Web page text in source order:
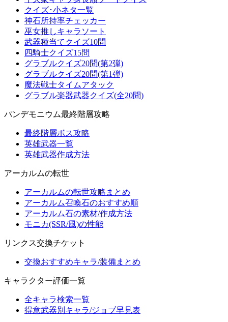
クイズ･小ネタ一覧
神石所持率チェッカー
巫女推しキャラソート
武器種当てクイズ10問
四騎士クイズ15問
グラブルクイズ20問(第2弾)
グラブルクイズ20問(第1弾)
魔法戦士タイムアタック
グラブル楽器武器クイズ(全20問)
パンデモニウム最終階層攻略
最終階層ボス攻略
英雄武器一覧
英雄武器作成方法
アーカルムの転世
アーカルムの転世攻略まとめ
アーカルム召喚石のおすすめ順
アーカルム石の素材/作成方法
モニカ(SSR/風)の性能
リンクス交換チケット
交換おすすめキャラ/装備まとめ
キャラクター評価一覧
全キャラ検索一覧
得意武器別キャラ/ジョブ早見表